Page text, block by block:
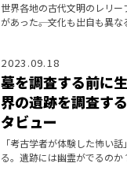
世界各地の古代文明のレリ
があった――。文化も出自も異
2023.09.18
墓を調査する前に
界の遺跡を調査す
タビュー
「考古学者が体験した怖い
る。遺跡には幽霊がでるの